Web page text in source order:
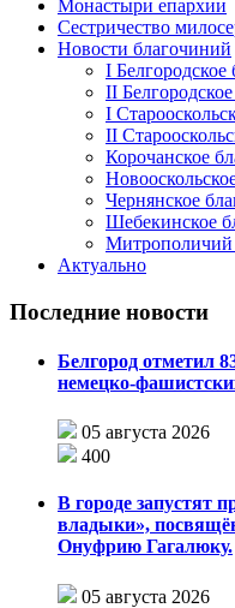
Монастыри епархии
Сестричество
Новости благочиний
I Белгородское
II
I
II
Корочанское
Чернянское
Шебекинское
Митрополичий
Актуально
Последние новости
Белгород отметил
немецко-
05 августа 2026
400
В городе запустят
владыки»,
Онуфрию Гагалюку.
05 августа 2026